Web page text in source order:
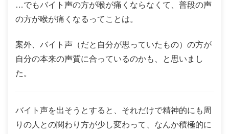
…でもバイト声の方が喉が痛くならなくて、普段の声
の方が喉が痛くなるってことは。
案外、バイト声（だと自分が思っていたもの）の方が
自分の本来の声質に合っているのかも、と思いまし
た。
バイト声を出そうとすると、それだけで精神的にも周
りの人との関わり方が少し変わって、なんか積極的に